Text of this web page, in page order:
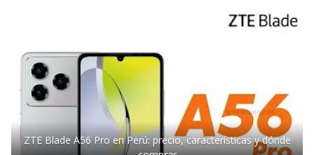
ZTE Blade A56 Pro en Perú: precio, características y dónde